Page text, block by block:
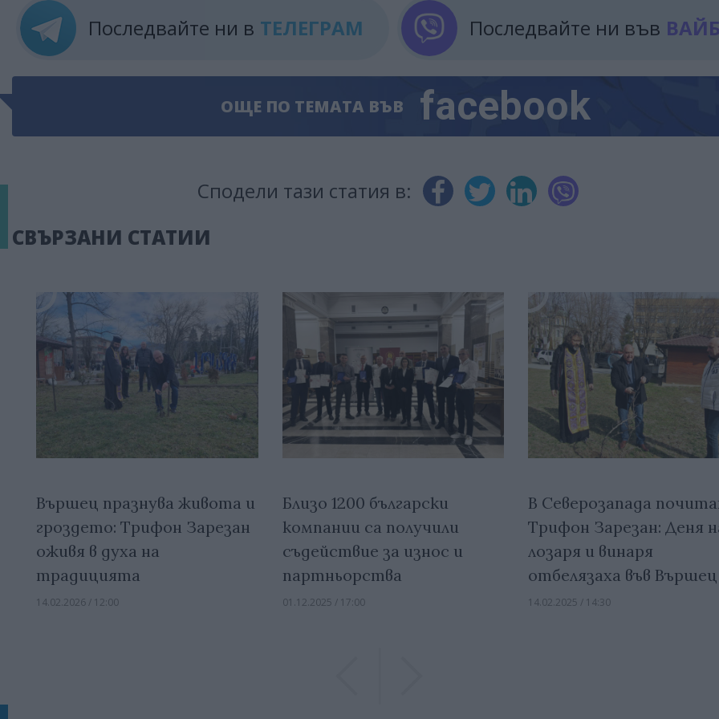
Последвайте ни в ТЕЛЕГРАМ Последвайте ни във
ОЩЕ ПО ТЕМАТА ВЪВ facebook
Сподели тази статия в:
СВЪРЗАНИ СТАТИИ
Вършец празнува живота и
гроздето: Трифон Зарезан
оживя в духа на
традицията
14.02.2026 / 12:00
Близо 1200 български
компании са получили
съдействие за износ и
партньорства
01.12.2025 / 17:00
В Северозапада
Трифон Зарезан: Деня
лозаря и винаря
отбелязаха във Вършец
14.02.2025 / 14:30